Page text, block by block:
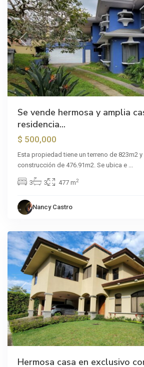
Previous
Se vende hermosa y amplia
residencia...
$ 500,000
Esta propiedad tiene un terreno de 823m2 y
construcción de 476.91m2. Se ubica e ...
3 3 477 m2
Nancy Castro
Previous
Hermosa casa en exclusivo